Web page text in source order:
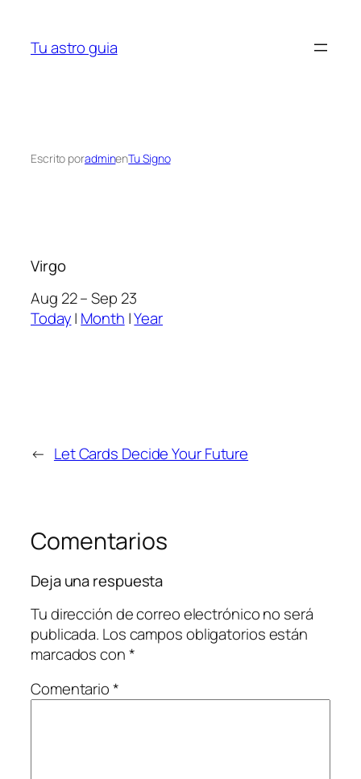
contenido
Tu astro guia
Escrito poradminenTu Signo
Virgo
Aug 22 – Sep 23
Today| Month |Year
← Let Cards Decide Your Future
Comentarios
Deja una respuesta
Tu dirección de correo electrónico no será
publicada. Los campos obligatorios están
marcados con*
Comentario*